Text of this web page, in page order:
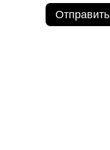
Отправить